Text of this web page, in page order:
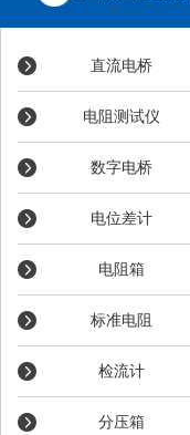
直流电桥
电阻测试仪
数字电桥
电位差计
电阻箱
标准电阻
检流计
分压箱